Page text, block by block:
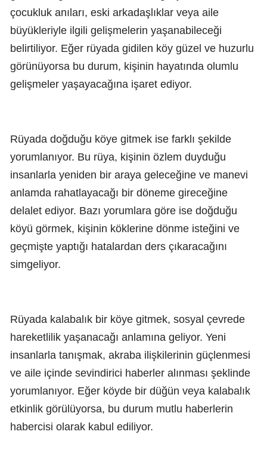
çocukluk anıları, eski arkadaşlıklar veya aile
büyükleriyle ilgili gelişmelerin yaşanabileceği
belirtiliyor. Eğer rüyada gidilen köy güzel ve huzurlu
görünüyorsa bu durum, kişinin hayatında olumlu
gelişmeler yaşayacağına işaret ediyor.
Rüyada doğduğu köye gitmek ise farklı şekilde
yorumlanıyor. Bu rüya, kişinin özlem duyduğu
insanlarla yeniden bir araya geleceğine ve manevi
anlamda rahatlayacağı bir döneme gireceğine
delalet ediyor. Bazı yorumlara göre ise doğduğu
köyü görmek, kişinin köklerine dönme isteğini ve
geçmişte yaptığı hatalardan ders çıkaracağını
simgeliyor.
Rüyada kalabalık bir köye gitmek, sosyal çevrede
hareketlilik yaşanacağı anlamına geliyor. Yeni
insanlarla tanışmak, akraba ilişkilerinin güçlenmesi
ve aile içinde sevindirici haberler alınması şeklinde
yorumlanıyor. Eğer köyde bir düğün veya kalabalık
etkinlik görülüyorsa, bu durum mutlu haberlerin
habercisi olarak kabul ediliyor.